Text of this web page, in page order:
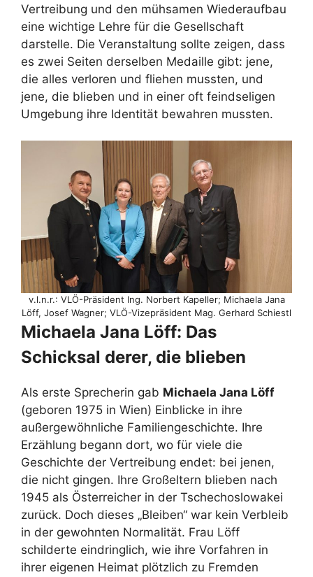
Vertreibung und den mühsamen Wiederaufbau
eine wichtige Lehre für die Gesellschaft
darstelle. Die Veranstaltung sollte zeigen, dass
es zwei Seiten derselben Medaille gibt: jene,
die alles verloren und fliehen mussten, und
jene, die blieben und in einer oft feindseligen
Umgebung ihre Identität bewahren mussten.
v.l.n.r.: VLÖ-Präsident Ing. Norbert Kapeller; Michaela Jana
Löff, Josef Wagner; VLÖ-Vizepräsident Mag. Gerhard Schiestl
Michaela Jana Löff: Das
Schicksal derer, die blieben
Als erste Sprecherin gab Michaela Jana Löff
(geboren 1975 in Wien) Einblicke in ihre
außergewöhnliche Familiengeschichte. Ihre
Erzählung begann dort, wo für viele die
Geschichte der Vertreibung endet: bei jenen,
die nicht gingen. Ihre Großeltern blieben nach
1945 als Österreicher in der Tschechoslowakei
zurück. Doch dieses „Bleiben“ war kein Verbleib
in der gewohnten Normalität. Frau Löff
schilderte eindringlich, wie ihre Vorfahren in
ihrer eigenen Heimat plötzlich zu Fremden